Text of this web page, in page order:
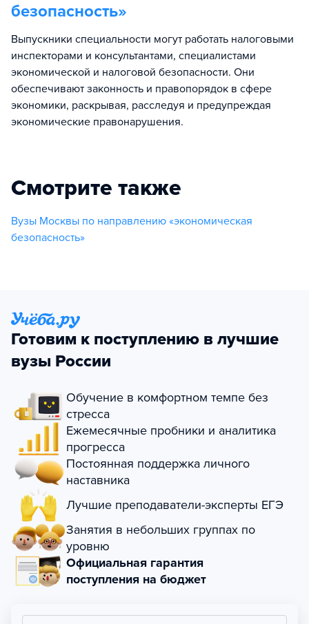
безопасность»
Выпускники специальности могут работать налоговыми
инспекторами и консультантами, специалистами
экономической и налоговой безопасности. Они
обеспечивают законность и правопорядок в сфере
экономики, раскрывая, расследуя и предупреждая
экономические правонарушения.
Смотрите также
Вузы Москвы по направлению «экономическая
безопасность»
Готовим к поступлению в лучшие
вузы России
Обучение в комфортном темпе без
стресса
Ежемесячные пробники и аналитика
прогресса
Постоянная поддержка личного
наставника
Лучшие преподаватели-эксперты ЕГЭ
Занятия в небольших группах по
уровню
Официальная гарантия
поступления на бюджет